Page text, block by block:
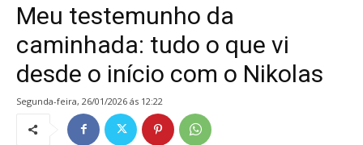
Meu testemunho da
caminhada: tudo o que vi
desde o início com o Nikolas
segunda-feira, 26/01/2026 ás 12:22